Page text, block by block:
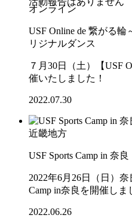
オンライン
USF Online de 繋がる
リジナルダンス
７月30日（土）【USF
催いたしました！
2022.07.30
近畿地方
USF Sports Camp in 奈良
2022年6月26日（日）
Camp in奈良を開催しま
2022.06.26